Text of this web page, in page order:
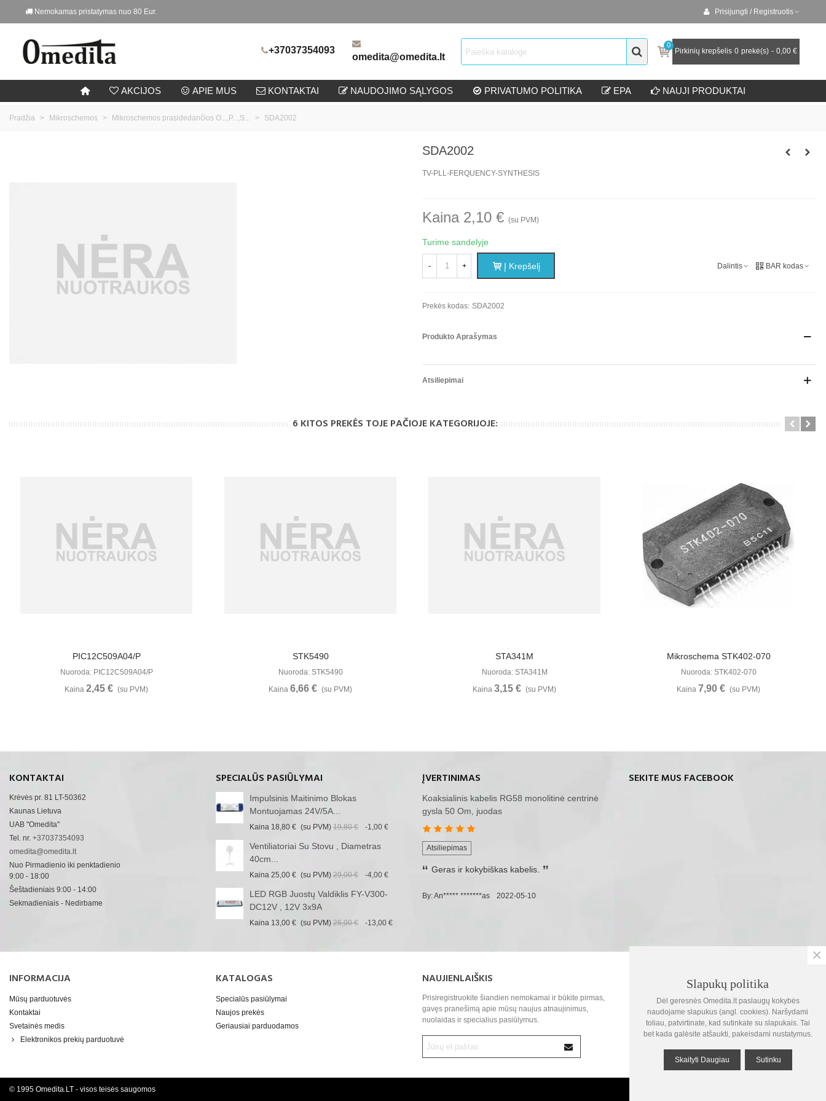
Nemokamas pristatymas nuo 80 Eur. Prisijungti / Registruotis
+37037354093
omedita@omedita.lt
0
Pirkinių krepšelis 0 prekė(s) - 0,00 €
AKCIJOS APIE MUS KONTAKTAI NAUDOJIMO SĄLYGOS PRIVATUMO POLITIKA EPA NAUJI PRODUKTAI
Pradžia > Mikroschemos > Mikroschemos prasidedančios O...,P...,S... > SDA2002
SDA2002
TV-PLL-FERQUENCY-SYNTHESIS
Kaina 2,10 € (su PVM)
Turime sandelyje
- + Į Krepšelį Dalintis BAR kodas
Prekės kodas: SDA2002
Produkto Aprašymas
Atsiliepimai
6 KITOS PREKĖS TOJE PAČIOJE KATEGORIJOJE:
Žiūrėti Daugiau
PIC12C509A04/P
Nuoroda: PIC12C509A04/P
Kaina 2,45 € (su PVM)
Žiūrėti Daugiau
STK5490
Nuoroda: STK5490
Kaina 6,66 € (su PVM)
Žiūrėti Daugiau
STA341M
Nuoroda: STA341M
Kaina 3,15 € (su PVM)
Žiūrėti Daugiau
Mikroschema STK402-070
Nuoroda: STK402-070
Kaina 7,90 € (su PVM)
KONTAKTAI
Krėvės pr. 81 LT-50362
Kaunas Lietuva
UAB "Omedita"
Tel. nr. +37037354093
omedita@omedita.lt
Nuo Pirmadienio iki penktadienio
9:00 - 18:00
Šeštadieniais 9:00 - 14:00
Sekmadieniais - Nedirbame
SPECIALŪS PASIŪLYMAI
Impulsinis Maitinimo Blokas
Montuojamas 24V/5A...
Kaina 18,80 € (su PVM) 19,80 € -1,00 €
Ventiliatoriai Su Stovu , Diametras
40cm...
Kaina 25,00 € (su PVM) 29,00 € -4,00 €
LED RGB Juostų Valdiklis FY-V300-
DC12V , 12V 3x9A
Kaina 13,00 € (su PVM) 26,00 € -13,00 €
ĮVERTINIMAS
Koaksialinis kabelis RG58 monolitinė centrinė
gysla 50 Om, juodas
Atsiliepimas
Geras ir kokybiškas kabelis.
By: An***** *******as 2022-05-10
SEKITE MUS FACEBOOK
INFORMACIJA
Mūsų parduotuvės
Kontaktai
Svetainės medis
Elektronikos prekių parduotuvė
KATALOGAS
Specialūs pasiūlymai
Naujos prekės
Geriausiai parduodamos
NAUJIENLAIŠKIS
Prisiregistruokite šiandien nemokamai ir būkite pirmas,
gavęs pranešimą apie mūsų naujus atnaujinimus,
nuolaidas ir specialius pasiūlymus.
© 1995 Omedita.LT - visos teisės saugomos
Krepšelis
Slapukų politika
Dėl geresnės Omedita.lt paslaugų kokybės
naudojame slapukus (angl. cookies). Naršydami
toliau, patvirtinate, kad sutinkate su slapukais. Tai
bet kada galėsite atšaukti, pakeisdami nustatymus.
Skaityti Daugiau Sutinku
×